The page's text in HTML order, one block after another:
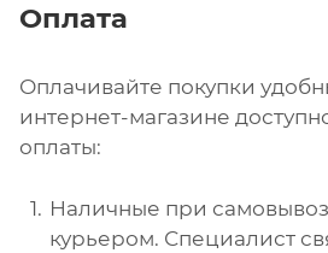
Оплата
Оплачивайте покупки
интернет-магазине
оплаты:
Наличные при
курьером. Специалист